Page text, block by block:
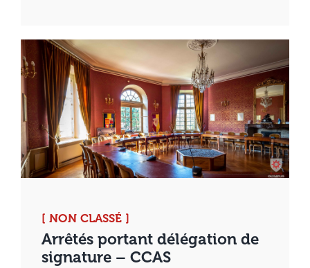
[ NON CLASSÉ ]
Arrêtés portant délégation de
signature – CCAS